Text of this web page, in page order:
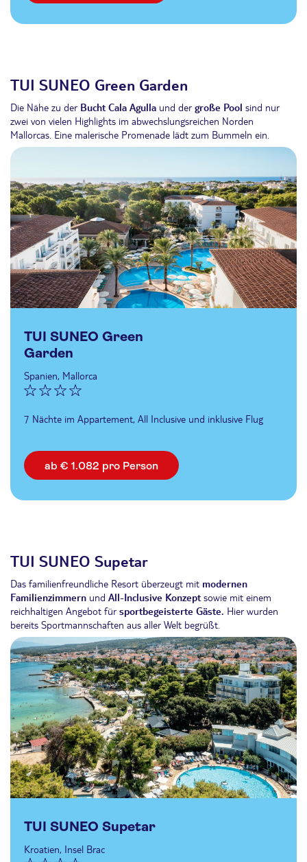
TUI SUNEO Green Garden
Die Nähe zu der Bucht Cala Agulla und dergroße Pool sind nur
zwei von vielen Highlights im abwechslungsreichen Norden
Mallorcas. Eine malerische Promenade lädt zum Bummeln ein.
TUI SUNEO Green
Garden
Spanien, Mallorca
7 Nächte im Appartement, All Inclusive und inklusive Flug
ab € 1.082 pro Person
TUI SUNEO Supetar
Das familienfreundliche Resort überzeugt mit modernen
Familienzimmern und All-Inclusive Konzeptsowie mit einem
reichhaltigen Angebot fürsportbegeisterte Gäste. Hier wurden
bereits Sportmannschaften aus aller Welt begrüßt.
TUI SUNEO Supetar
Kroatien, Insel Brac